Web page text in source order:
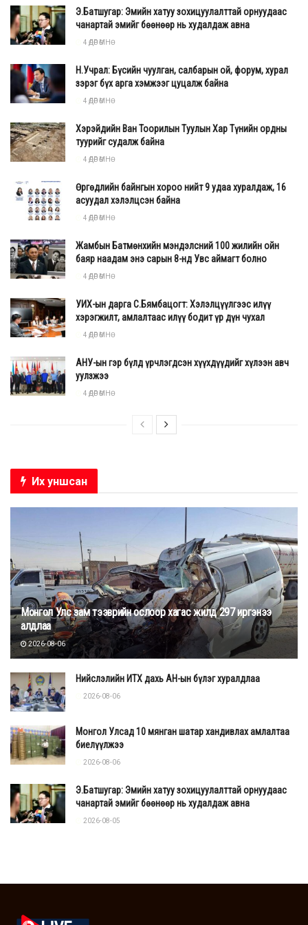
орохгүй байх эрсдэлтэй байгаа бөгөөд татварын орчныг
тодорхой хэмжээнд шинэчлэх замаар хөрөнгө
оруулалтыг тогтвортой хадгалах боломжтой гэж үзэж
Э.Батшугар: Эмийн хатуу зохицуулалттай орнуудаас
чанартай эмийг бөөнөөр нь худалдаж авна
4 ӨДӨР ӨМНӨ
Н.Учрал: Бүсийн чуулган, салбарын ой, форум, хурал
зэрэг бүх арга хэмжээг цуцалж байна
4 ӨДӨР ӨМНӨ
Хэрэйдийн Ван Тоорилын Туулын Хар Түнийн ордны
туурийг судалж байна
4 ӨДӨР ӨМНӨ
Өргөдлийн байнгын хороо нийт 9 удаа хуралдаж, 16
асуудал хэлэлцсэн байна
4 ӨДӨР ӨМНӨ
Жамбын Батмөнхийн мэндэлсний 100 жилийн ойн
баяр наадам энэ сарын 8-нд Увс аймагт болно
4 ӨДӨР ӨМНӨ
УИХ-ын дарга С.Бямбацогт: Хэлэлцүүлгээс илүү
хэрэгжилт, амлалтаас илүү бодит үр дүн чухал
4 ӨДӨР ӨМНӨ
АНУ-ын гэр бүлд үрчлэгдсэн хүүхдүүдийг хүлээн авч
уулзжээ
4 ӨДӨР ӨМНӨ
Их уншсан
Монгол Улс зам тээврийн ослоор хагас жилд 297 иргэнээ
алдлаа
2026-08-06
Нийслэлийн ИТХ дахь АН-ын бүлэг хуралдлаа
2026-08-06
Монгол Улсад 10 мянган шатар хандивлах амлалтаа
биелүүлжээ
2026-08-06
Э.Батшугар: Эмийн хатуу зохицуулалттай орнуудаас
чанартай эмийг бөөнөөр нь худалдаж авна
2026-08-05